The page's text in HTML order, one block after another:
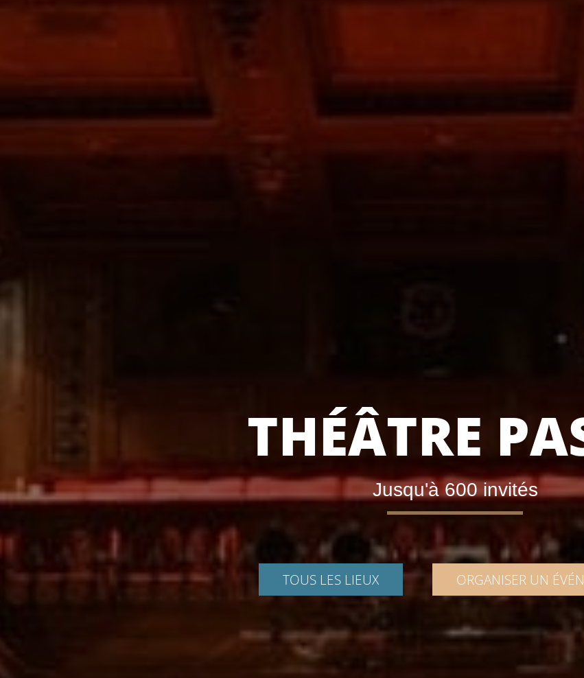
THÉÂTRE
Jusqu'à 600 invités
TOUS LES LIEUX ORGANISER UN